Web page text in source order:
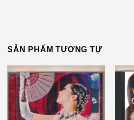
SẢN PHẨM TƯƠNG TỰ